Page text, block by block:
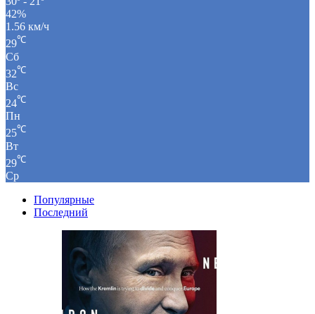
42%
1.56 км/ч
29℃
Сб
32℃
Вс
24℃
Пн
25℃
Вт
29℃
Ср
Популярные
Последний